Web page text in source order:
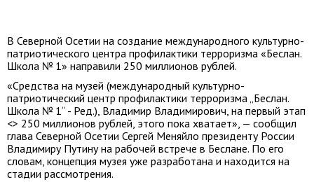
В Северной Осетии на создание международного культурно-
патриотического центра профилактики терроризма «Беслан.
Школа № 1» направили 250 миллионов рублей.
«Средства на музей (международный культурно-
патриотический центр профилактики терроризма „Беслан.
Школа № 1“ - Ред.), Владимир Владимирович, на первый этап
<> 250 миллионов рублей, этого пока хватает», — сообщил
глава Северной Осетии Сергей Меняйло президенту России
Владимиру Путину на рабочей встрече в Беслане. По его
словам, концепция музея уже разработана и находится на
стадии рассмотрения.